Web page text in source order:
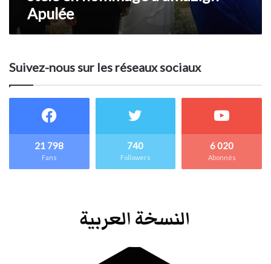
Apulée
Suivez-nous sur les réseaux sociaux
21 798
Fans
740
Followers
6 020
Abonnés